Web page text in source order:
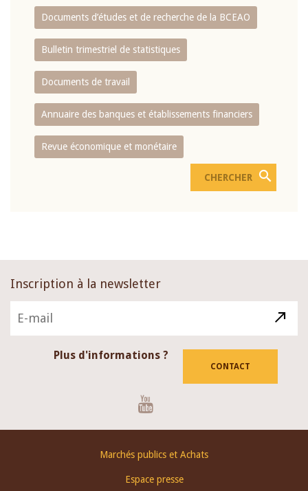
Documents d’études et de recherche de la BCEAO
Bulletin trimestriel de statistiques
Documents de travail
Annuaire des banques et établissements financiers
Revue économique et monétaire
Inscription à la newsletter
Plus d'informations ?
CONTACT
Marchés publics et Achats
Espace presse